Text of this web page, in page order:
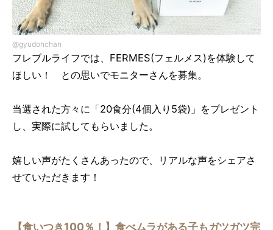
@gyudonchan
フレブルライフでは、FERMES(フェルメス)を体験して
ほしい！ との思いでモニターさんを募集。
当選された方々に「20食分(4個入り5袋)」をプレゼント
し、実際に試してもらいました。
嬉しい声がたくさんあったので、リアルな声をシェアさ
せていただきます！
【食いつき100％！】食べムラがある子もガツガツ完